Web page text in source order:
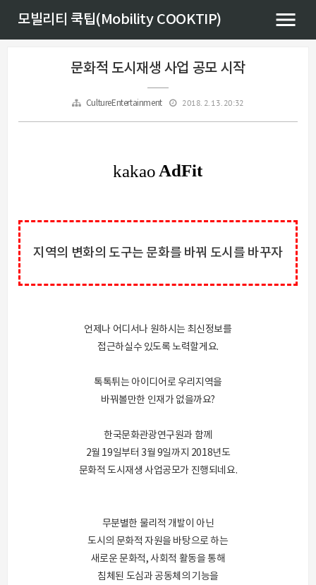
모빌리티 쿡팁(Mobility COOKTIP)
문화적 도시재생 사업 공모 시작
CultureEntertainment 2018. 2. 13. 20:32
지역의 변화의 도구는 문화를 바꿔 도시를 바꾸자
언제나 어디서나 원하시는 최신정보를
접근하실수 있도록 노력할게요.
톡톡튀는 아이디어로 우리지역을
바꿔볼만한 인재가 없을까요?
한국문화관광연구원과 함께
2월 19일부터 3월 9일까지 2018년도
문화적 도시재생 사업공모가 진행되네요.
무분별한 물리적 개발이 아닌
도시의 문화적 자원을 바탕으로 하는
새로운 문화적, 사회적 활동을 통해
침체된 도심과 공동체의 기능을